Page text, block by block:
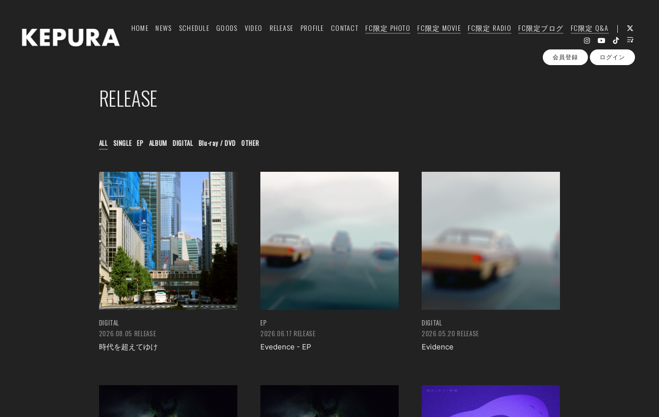
HOME NEWS SCHEDULE GOODS VIDEO RELEASE PROFILE CONTACT FC限定 PHOTO FC限定 MOVIE FC限定 RADIO FC限定ブログ FC限定 Q&A
会員登録 ログイン
RELEASE
ALL SINGLE EP ALBUM DIGITAL Blu-ray / DVD OTHER
DIGITAL
2026.08.05 RELEASE
時代を超えてゆけ
EP
2026.06.17 RELEASE
Evedence - EP
DIGITAL
2026.05.20 RELEASE
Evidence